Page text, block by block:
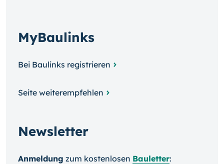
MyBaulinks
Bei Baulinks registrieren
Seite weiterempfehlen
Newsletter
Anmeldung zum kosten­losen Bauletter: